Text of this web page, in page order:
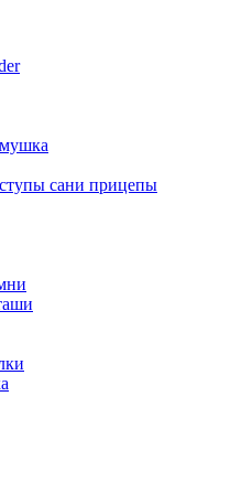
сани прицепы